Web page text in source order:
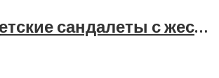
Высокие детские сандалеты с жестким задником Twiki, TW-270-2 цвет бело-розовый